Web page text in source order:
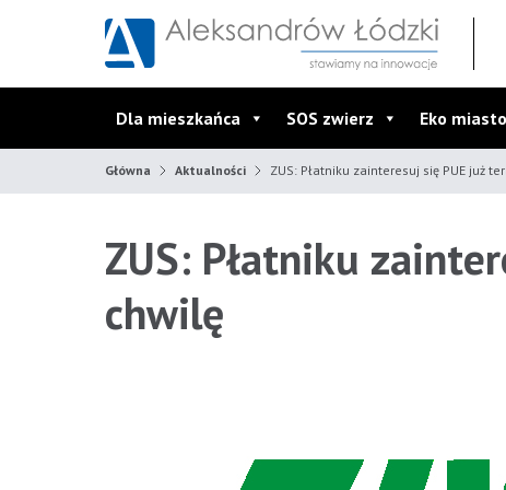
Dla mieszkańca SOS zwierz Eko miasto
Główna Aktualności ZUS: Płatniku zainteresuj się PUE już
ZUS: Płatniku
chwilę